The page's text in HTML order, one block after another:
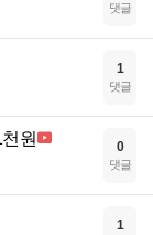
댓글
1
댓글
원 0
댓글
1